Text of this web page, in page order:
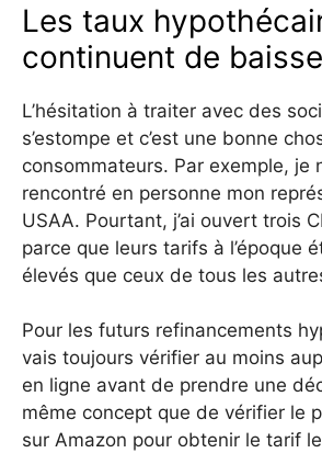
Les taux
continuent de
L’hésitation à traiter avec des
s’estompe et c’est une bonne
consommateurs. Par exemple, je
rencontré en personne mon
USAA. Pourtant, j’ai ouvert trois
parce que leurs tarifs à l’époque
élevés que ceux de tous les
Pour les futurs refinancements
vais toujours vérifier au moins
en ligne avant de prendre une
même concept que de vérifier le
sur Amazon pour obtenir le tarif